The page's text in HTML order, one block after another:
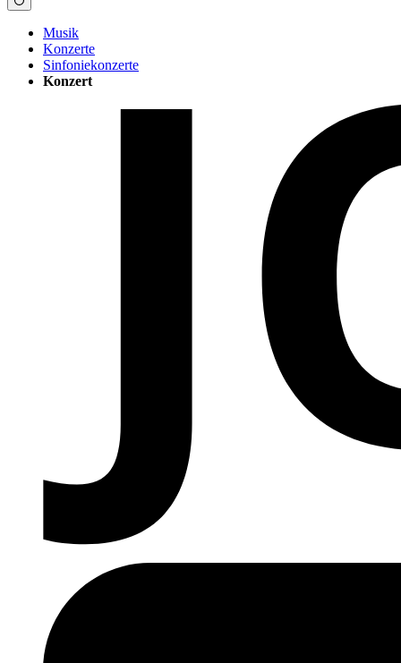
Musik
Konzerte
Sinfoniekonzerte
Konzert